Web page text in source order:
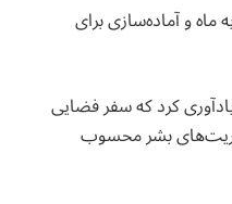
ماه و آماده‌سازی برای
آرتمیس ۲ دوباره یادآوری کرد که سفر فضایی
بشر محسوب